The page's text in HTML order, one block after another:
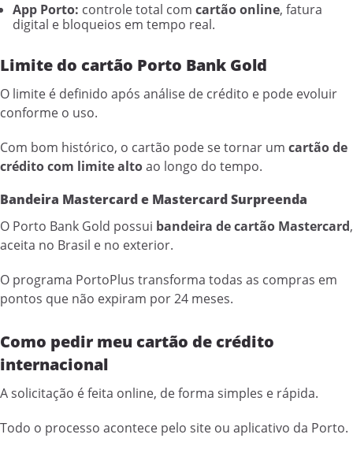
App Porto: controle total com cartão online, fatura
digital e bloqueios em tempo real.
Limite do cartão Porto Bank Gold
O limite é definido após análise de crédito e pode evoluir
conforme o uso.
Com bom histórico, o cartão pode se tornar um cartão de
crédito com limite altoao longo do tempo.
Bandeira Mastercard e Mastercard Surpreenda
O Porto Bank Gold possui bandeira de cartão Mastercard,
aceita no Brasil e no exterior.
O programa PortoPlus transforma todas as compras em
pontos que não expiram por 24 meses.
Como pedir meu cartão de crédito
internacional
A solicitação é feita online, de forma simples e rápida.
Todo o processo acontece pelo site ou aplicativo da Porto.